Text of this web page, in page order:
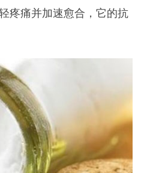
疼痛并加速愈合，它的抗